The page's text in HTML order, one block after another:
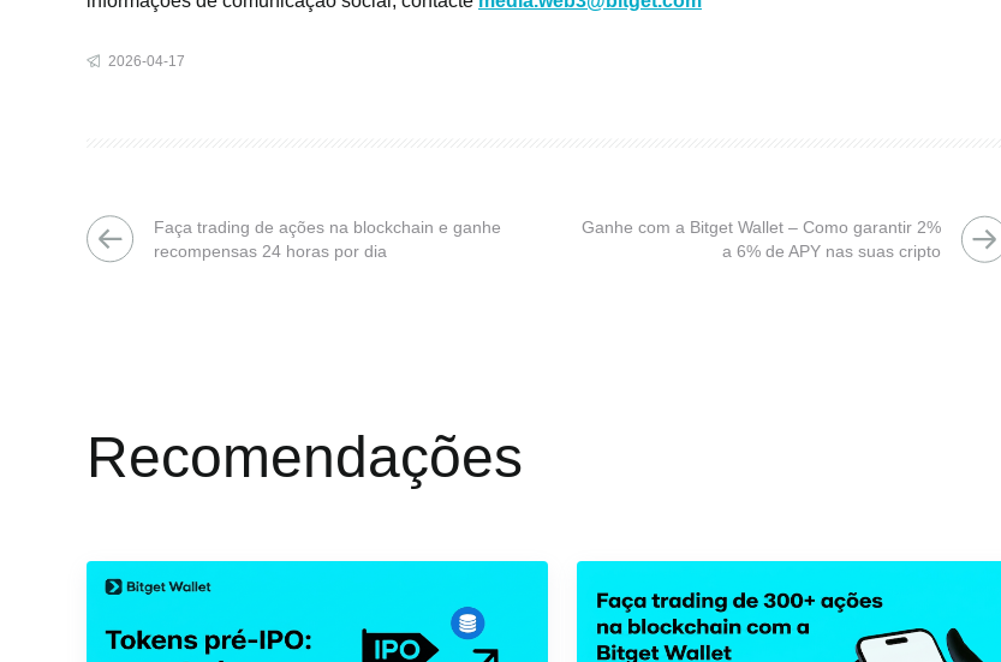
2026-04-17
Faça trading de ações na blockchain e ganhe
recompensas 24 horas por dia
Ganhe com a Bitget Wallet – Como garantir 2%
a 6% de APY nas suas cripto
Recomendações